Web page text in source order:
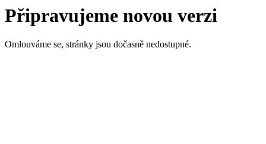
Připravujeme novou verzi
Omlouváme se, stránky jsou dočasně nedostupné.